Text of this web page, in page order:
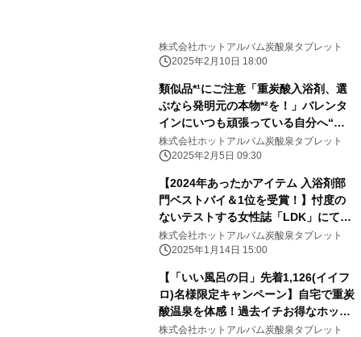
株式会社ホットアルバム炭酸泉タブレット
2025年2月10日 18:00
類似品*¹にご注意「重炭酸入浴剤、選
ぶなら発明元の本物*²を！」バレンタ
インにいつも頑張っている自分へ“本
物”のご褒美ギフト
株式会社ホットアルバム炭酸泉タブレット
2025年2月5日 09:30
【2024年あったかアイテム 入浴剤部
門ベストバイ＆1位を受賞！】忖度の
ないテストする女性誌「LDK」にて
『HOT TAB Natural ZEN』が見事受
賞
株式会社ホットアルバム炭酸泉タブレット
2025年1月14日 15:00
【「いい風呂の日」先着1,126(イイフ
ロ)名様限定キャンペーン】自宅で重炭
酸温泉を体感！過去イチお得なホット
タブ”特別定期便”をお届け！！
株式会社ホットアルバム炭酸泉タブレット